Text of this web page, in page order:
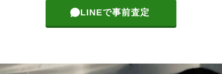
LINEで事前査定